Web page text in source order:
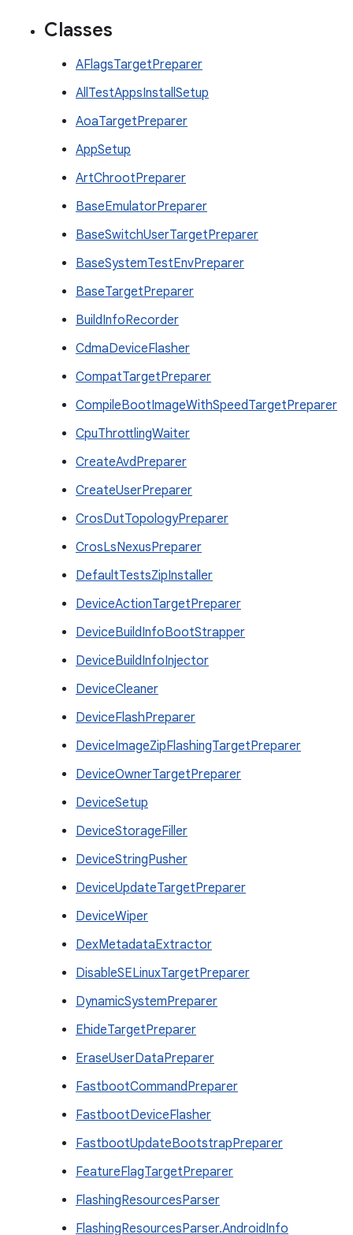
Classes
AFlagsTargetPreparer
AllTestAppsInstallSetup
AoaTargetPreparer
AppSetup
ArtChrootPreparer
BaseEmulatorPreparer
BaseSwitchUserTargetPreparer
BaseSystemTestEnvPreparer
BaseTargetPreparer
BuildInfoRecorder
CdmaDeviceFlasher
CompatTargetPreparer
CompileBootImageWithSpeedTargetPreparer
CpuThrottlingWaiter
CreateAvdPreparer
CreateUserPreparer
CrosDutTopologyPreparer
CrosLsNexusPreparer
DefaultTestsZipInstaller
DeviceActionTargetPreparer
DeviceBuildInfoBootStrapper
DeviceBuildInfoInjector
DeviceCleaner
DeviceFlashPreparer
DeviceImageZipFlashingTargetPreparer
DeviceOwnerTargetPreparer
DeviceSetup
DeviceStorageFiller
DeviceStringPusher
DeviceUpdateTargetPreparer
DeviceWiper
DexMetadataExtractor
DisableSELinuxTargetPreparer
DynamicSystemPreparer
EhideTargetPreparer
EraseUserDataPreparer
FastbootCommandPreparer
FastbootDeviceFlasher
FastbootUpdateBootstrapPreparer
FeatureFlagTargetPreparer
FlashingResourcesParser
FlashingResourcesParser.AndroidInfo